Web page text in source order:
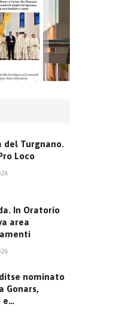
del Turgnano.
Loco
In Oratorio
area
nominato
Gonars,
e…